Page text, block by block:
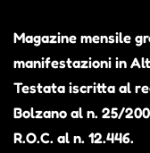
Magazine mensile
manifestazioni in
Testata iscritta al
Bolzano al n. 25/
R.O.C. al n. 12.446.